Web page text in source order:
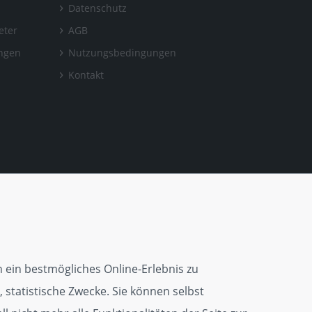
Datenschutz
AGB
Nutzungsbedingungen
Kontakt
bestmögliches Online-Erlebnis zu
Zwecke. Sie können selbst